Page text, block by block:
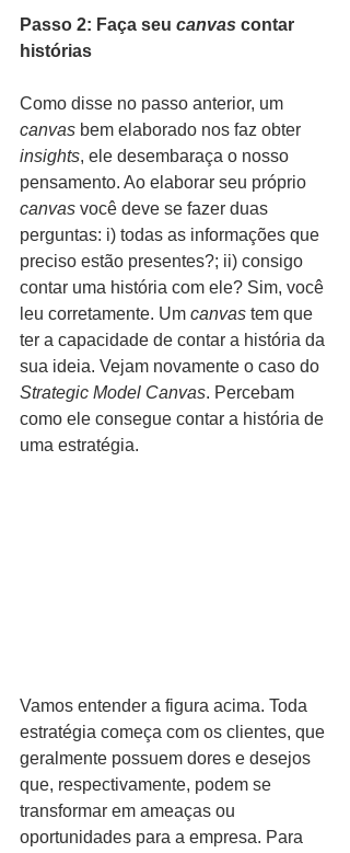
Passo 2: Faça seu canvas contar
histórias
Como disse no passo anterior, um
canvas bem elaborado nos faz obter
insights, ele desembaraça o nosso
pensamento. Ao elaborar seu próprio
canvas você deve se fazer duas
perguntas: i) todas as informações que
preciso estão presentes?; ii) consigo
contar uma história com ele? Sim, você
leu corretamente. Um canvas tem que
ter a capacidade de contar a história da
sua ideia. Vejam novamente o caso do
Strategic Model Canvas. Percebam
como ele consegue contar a história de
uma estratégia.
Vamos entender a figura acima. Toda
estratégia começa com os clientes, que
geralmente possuem dores e desejos
que, respectivamente, podem se
transformar em ameaças ou
oportunidades para a empresa. Para